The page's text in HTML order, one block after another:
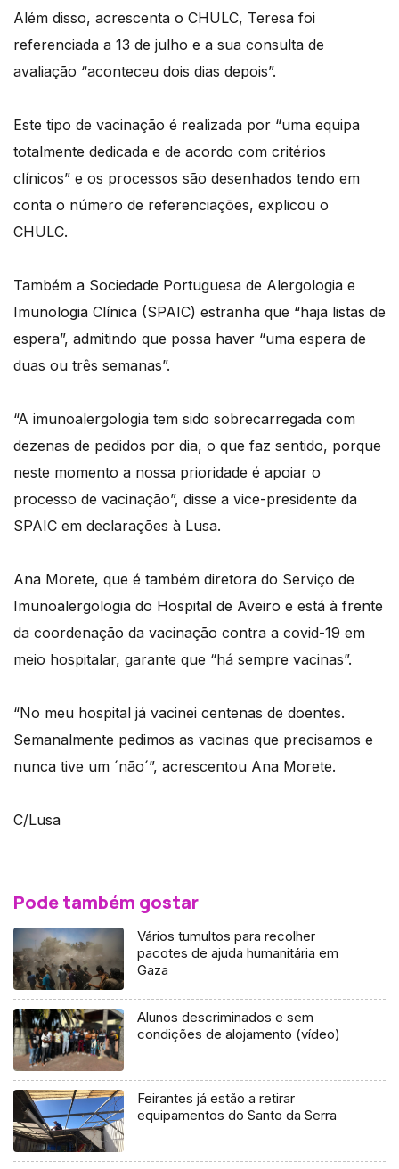
Além disso, acrescenta o CHULC, Teresa foi
referenciada a 13 de julho e a sua consulta de
avaliação “aconteceu dois dias depois”.
Este tipo de vacinação é realizada por “uma equipa
totalmente dedicada e de acordo com critérios
clínicos” e os processos são desenhados tendo em
conta o número de referenciações, explicou o
CHULC.
Também a Sociedade Portuguesa de Alergologia e
Imunologia Clínica (SPAIC) estranha que “haja listas de
espera”, admitindo que possa haver “uma espera de
duas ou três semanas”.
“A imunoalergologia tem sido sobrecarregada com
dezenas de pedidos por dia, o que faz sentido, porque
neste momento a nossa prioridade é apoiar o
processo de vacinação”, disse a vice-presidente da
SPAIC em declarações à Lusa.
Ana Morete, que é também diretora do Serviço de
Imunoalergologia do Hospital de Aveiro e está à frente
da coordenação da vacinação contra a covid-19 em
meio hospitalar, garante que “há sempre vacinas”.
“No meu hospital já vacinei centenas de doentes.
Semanalmente pedimos as vacinas que precisamos e
nunca tive um ´não´”, acrescentou Ana Morete.
C/Lusa
Pode também gostar
Vários tumultos para recolher
pacotes de ajuda humanitária em
Gaza
Alunos descriminados e sem
condições de alojamento (vídeo)
Feirantes já estão a retirar
equipamentos do Santo da Serra